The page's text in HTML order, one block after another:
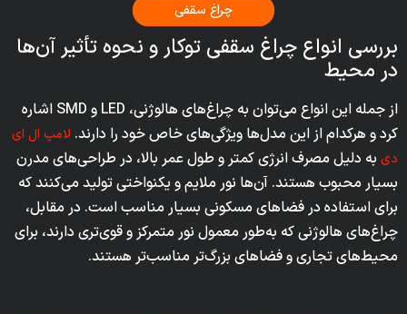
چراغ سقفی
بررسی انواع چراغ سقفی توکار و نحوه تأثیر آن‌ها
در محیط
از جمله این انواع می‌توان به چراغ‌های هالوژنی، LED و SMD اشاره
کرد و هرکدام از این مدل‌ها ویژگی‌های خاص خود را دارند. لامپ ال ای
دی به دلیل مصرف انرژی کمتر و طول عمر بالا، در طراحی‌های مدرن
بسیار محبوب هستند. آن‌ها نور ملایم و یکنواختی تولید می‌کنند که
برای استفاده در فضاهای مسکونی بسیار مناسب است. در مقابل،
چراغ‌های هالوژنی که به‌طور معمول نور متمرکز و قوی‌تری دارند، برای
محیط‌های تجاری و فضاهای بزرگ‌تر مناسب‌تر هستند.